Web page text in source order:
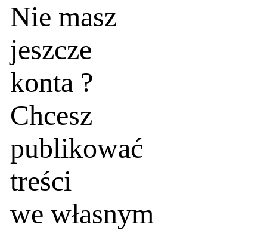
Nie masz
jeszcze
konta ?
Chcesz
publikować
treści
we własnym